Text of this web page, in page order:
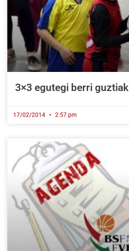
3×3 egutegi berri guztiak
17/02/2014 2:57 pm